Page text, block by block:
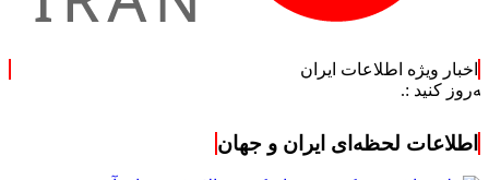
اخبار ویژه اطلاعات ایران
اطلاعات لحظه‌ای ایران و جهان